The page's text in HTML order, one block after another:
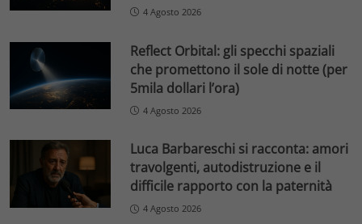
4 Agosto 2026
Reflect Orbital: gli specchi spaziali
che promettono il sole di notte (per
5mila dollari l’ora)
4 Agosto 2026
Luca Barbareschi si racconta: amori
travolgenti, autodistruzione e il
difficile rapporto con la paternità
4 Agosto 2026